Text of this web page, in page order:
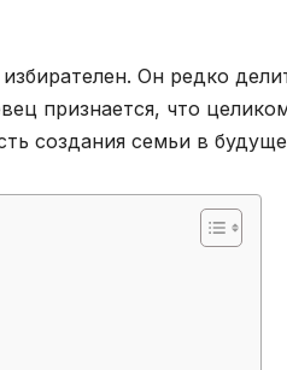
Он редко
признается, что
создания семьи в